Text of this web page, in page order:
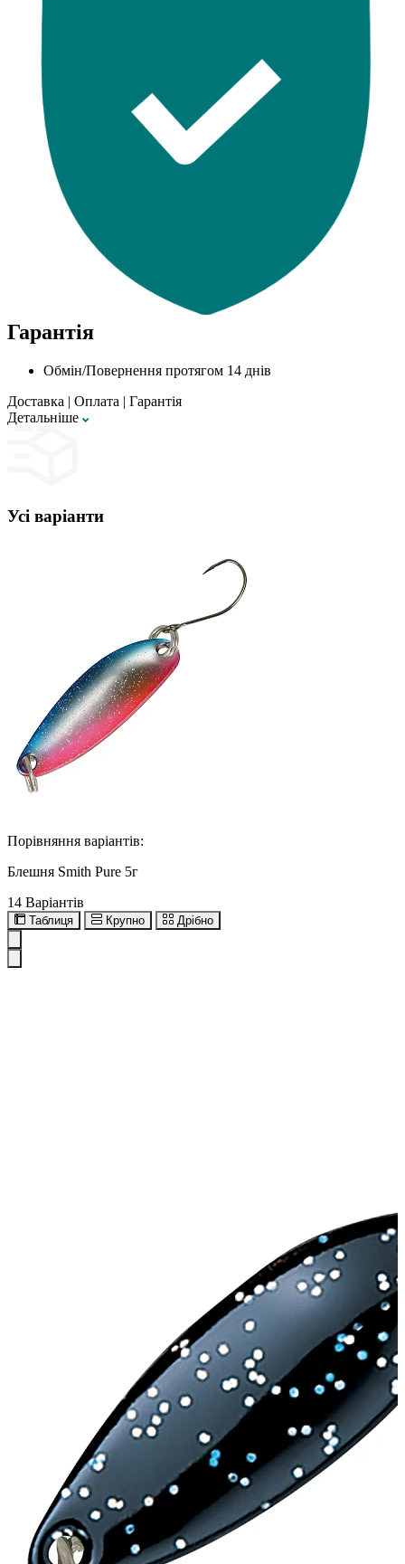
Гарантія
Обмін/Повернення протягом 14 днів
Доставка | Оплата | Гарантія
Детальнiше
Усі варіанти
Порівняння варіантів:
Блешня Smith Pure 5г
14 Варіантів
Таблиця Крупно Дрібно